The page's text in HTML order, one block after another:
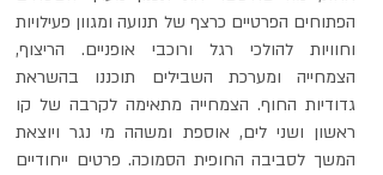
הפתוחים הפרטיים כרצף של תנועה ומגוון פעילויות
וחוויות להולכי רגל ורוכבי אופניים. הריצוף,
הצמחייה ומערכת השבילים תוכננו בהשראת
גדודיות החוף. הצמחייה מתאימה לקרבה של קו
ראשון ושני לים, אוספת ומשהה מי נגר ויוצאת
המשך לסביבה החופית הסמוכה. פרטים ייחודיים